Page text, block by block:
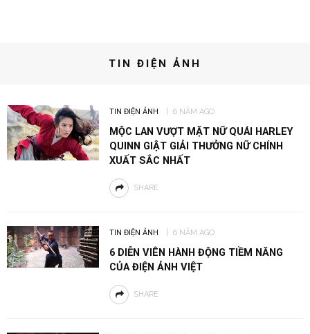
TIN ĐIỆN ẢNH
TIN ĐIỆN ẢNH 6 NĂM AGO
MỘC LAN VƯỢT MẶT NỮ QUÁI HARLEY
QUINN GIẬT GIẢI THƯỞNG NỮ CHÍNH
XUẤT SẮC NHẤT
SHARE
TIN ĐIỆN ẢNH 6 NĂM AGO
6 DIỄN VIÊN HÀNH ĐỘNG TIỀM NĂNG
CỦA ĐIỆN ẢNH VIỆT
SHARE